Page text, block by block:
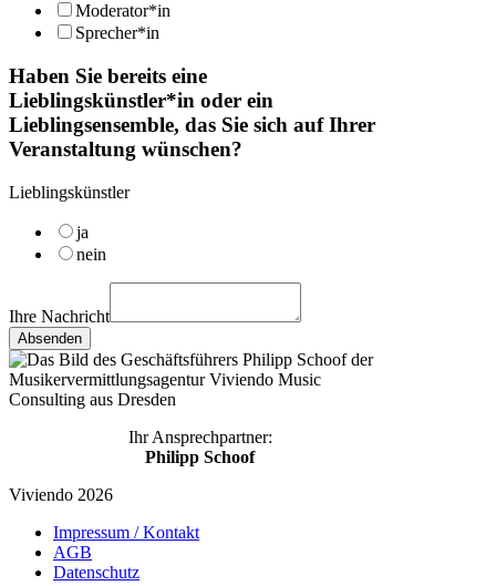
Moderator*in
Sprecher*in
Haben Sie bereits eine
Lieblingskünstler*in oder ein
Lieblingsensemble, das Sie sich auf Ihrer
Veranstaltung wünschen?
Lieblingskünstler
ja
nein
Ihre Nachricht
Absenden
Ihr Ansprechpartner:
Philipp Schoof
Viviendo 2026
Impressum / Kontakt
AGB
Datenschutz